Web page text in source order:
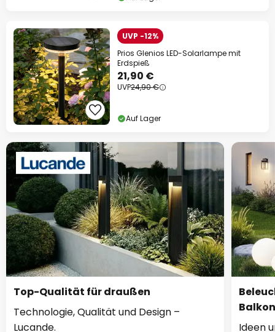
UVP -12%
Prios Glenios LED-Solarlampe mit
Erdspieß
21,90 €
UVP24,90 €
Auf Lager
Top-Qualität für draußen
Technologie, Qualität und Design –
Lucande.
Balkon
Ideen